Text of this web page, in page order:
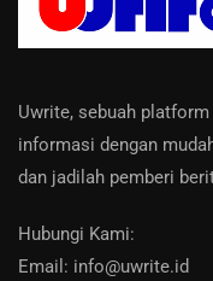
Uwrite, sebuah
informasi dengan
dan jadilah pemberi
Hubungi Kami:
Email: info@uwrite.id